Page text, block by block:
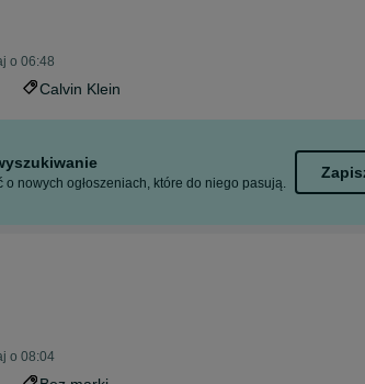
o 06:48
Calvin Klein
o nowych ogłoszeniach, które do niego pasują.
o 08:04